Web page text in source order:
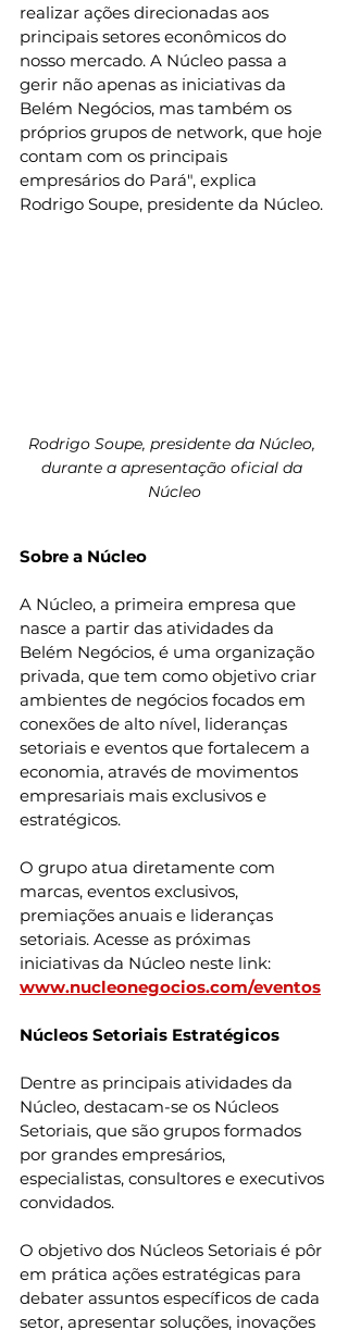
realizar ações direcionadas aos
principais setores econômicos do
nosso mercado. A Núcleo passa a
gerir não apenas as iniciativas da
Belém Negócios, mas também os
próprios grupos de network, que hoje
contam com os principais
empresários do Pará", explica
Rodrigo Soupe, presidente da Núcleo.
Rodrigo Soupe, presidente da Núcleo,
durante a apresentação oficial da
Núcleo
Sobre a Núcleo
A Núcleo, a primeira empresa que
nasce a partir das atividades da
Belém Negócios, é uma organização
privada, que tem como objetivo criar
ambientes de negócios focados em
conexões de alto nível, lideranças
setoriais e eventos que fortalecem a
economia, através de movimentos
empresariais mais exclusivos e
estratégicos.
O grupo atua diretamente com
marcas, eventos exclusivos,
premiações anuais e lideranças
setoriais. Acesse as próximas
iniciativas da Núcleo neste link:
www.nucleonegocios.com/eventos
Núcleos Setoriais Estratégicos
Dentre as principais atividades da
Núcleo, destacam-se os Núcleos
Setoriais, que são grupos formados
por grandes empresários,
especialistas, consultores e executivos
convidados.
O objetivo dos Núcleos Setoriais é pôr
em prática ações estratégicas para
debater assuntos específicos de cada
setor, apresentar soluções, inovações